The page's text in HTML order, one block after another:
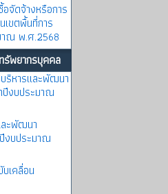
จัดจ้างหรือการ
ขตพื้นที่การ
าณ พ.ศ.2568
รัพยากรบุคคล
ริหารและพัฒนา
งบประมาณ
ละพัฒนา
งบประมาณ
เคลื่อน